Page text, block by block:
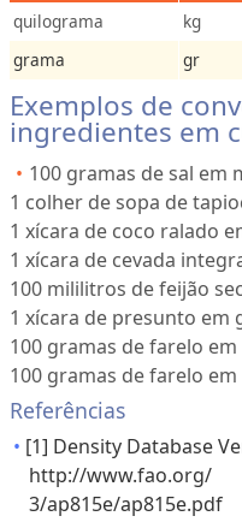
quilograma kg
grama
gr
Exemplos de
ingredientes em
100 gramas de sal em
1 colher de sopa de
1 xícara de coco ralado
1 xícara de cevada
100 mililitros de feijão
1 xícara de presunto em
100 gramas de farelo
100 gramas de farelo
Referências
[1] Density Database
http://www.fao.org/
3/ap815e/ap815e.pdf